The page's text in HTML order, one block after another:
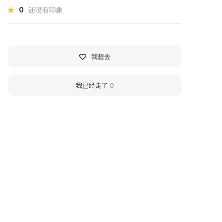
0 还没有印象
我想去
我已经走了 0